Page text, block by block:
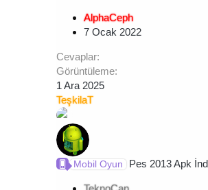
AlphaCeph
7 Ocak 2022
Cevaplar
Görüntüleme
1 Ara 2025
TeşkilaT
Mobil Oyun Pes 2013 Apk